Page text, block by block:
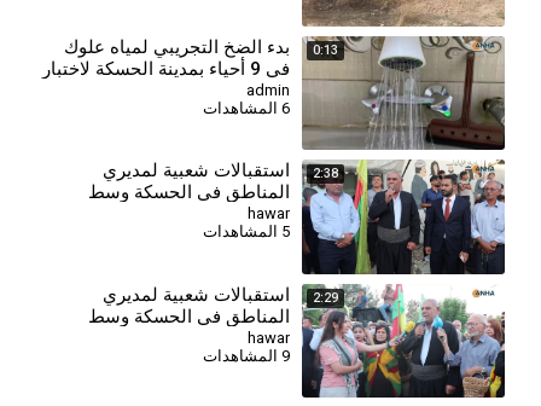
0:13
بدء الضخ التجريبي لمياه علوك
في 9 أحياء بمدينة الحسكة لاختبار
الشبكة
admin
2:38
استقبالات شعبية لمديري
المناطق في الحسكة وسط
تأكيدات على خدمة المواطنين
وتعزيز التعايش
hawar
5 المشاهدات
2:29
استقبالات شعبية لمديري
المناطق في الحسكة وسط
تأكيدات على خدمة المواطنين
وتعزيز التعايش
hawar